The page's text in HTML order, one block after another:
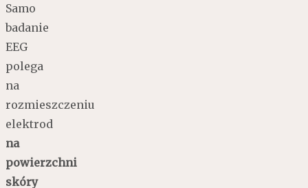
Samo
badanie
EEG
polega
na
rozmieszczeniu
elektrod
na
powierzchni
skóry